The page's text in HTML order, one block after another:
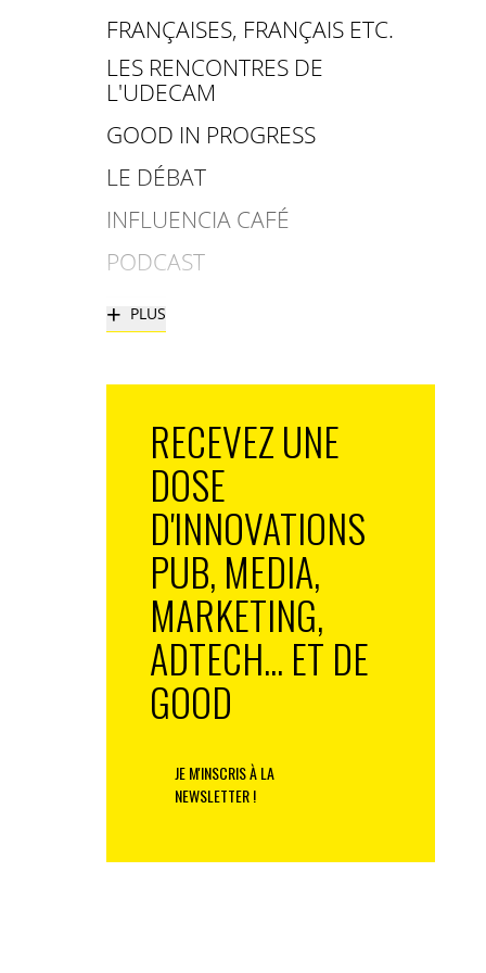
FRANÇAISES, FRANÇAIS ETC.
LES RENCONTRES DE
L'UDECAM
GOOD IN PROGRESS
LE DÉBAT
INFLUENCIA CAFÉ
PODCAST
+ PLUS
RECEVEZ UNE
DOSE
D'INNOVATIONS
PUB, MEDIA,
MARKETING,
ADTECH... ET DE
GOOD
JE M'INSCRIS À LA
NEWSLETTER !